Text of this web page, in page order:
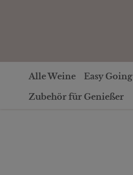
Alle Weine Easy Going
Zubehör für Genießer